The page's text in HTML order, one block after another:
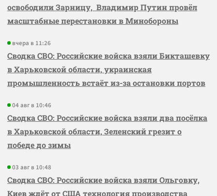
освободили Зарницу, Владимир Путин провёл
масштабные перестановки в Минобороны
вчера в 11:26
Сводка СВО: Российские войска взяли Бикташевку
в Харьковской области, украинская
промышленность встаёт из-за остановки портов
04 авг в 10:46
Сводка СВО: Российские войска взяли два посёлка
в Харьковской области, Зеленский грезит о
победе до зимы
03 авг в 10:48
Сводка СВО: Российские войска взяли Ольговку,
Киев ждёт от США технология производства